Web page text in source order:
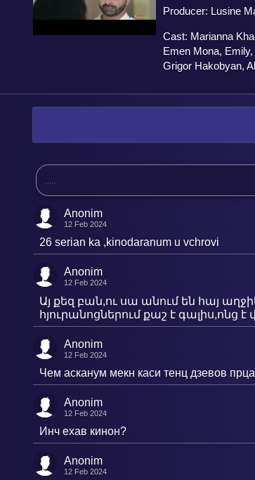
Producer: Lusine
Cast: Marianna
Emen Mona,
Grigor Hakobyan,
Anonim
12 Feb 2024
26 serian ka ,kinodaranum u vchrovi
Anonim
12 Feb 2024
Այ քեզ բան,ու սա անում են հայ
հյուրանոցներում քաշ է
Anonim
12 Feb 2024
Чем асканум мекн каси тенц дзевов
Anonim
12 Feb 2024
Инч ехав кинон?
Anonim
12 Feb 2024